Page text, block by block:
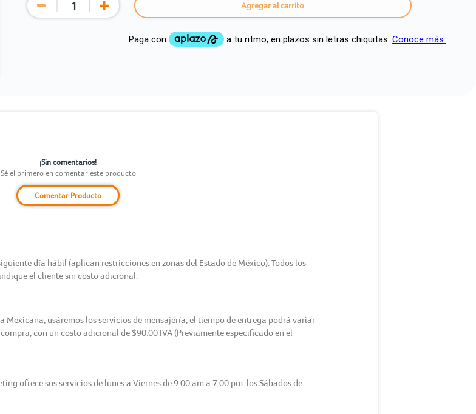
Agregar al carrito
¡Sin comentarios!
Sé el primero en comentar este producto
Comentar Producto
día hábil (aplican restricciones en zonas del Estado de México). Todos los
el cliente sin costo adicional.
Mexicana, usáremos los servicios de mensajería, el tiempo de entrega podrá variar
con un costo adicional de $90.00 IVA (Previamente especificado en el
ofrece sus servicios de lunes a Viernes de 9:00 am a 7:00 pm. los Sábados de